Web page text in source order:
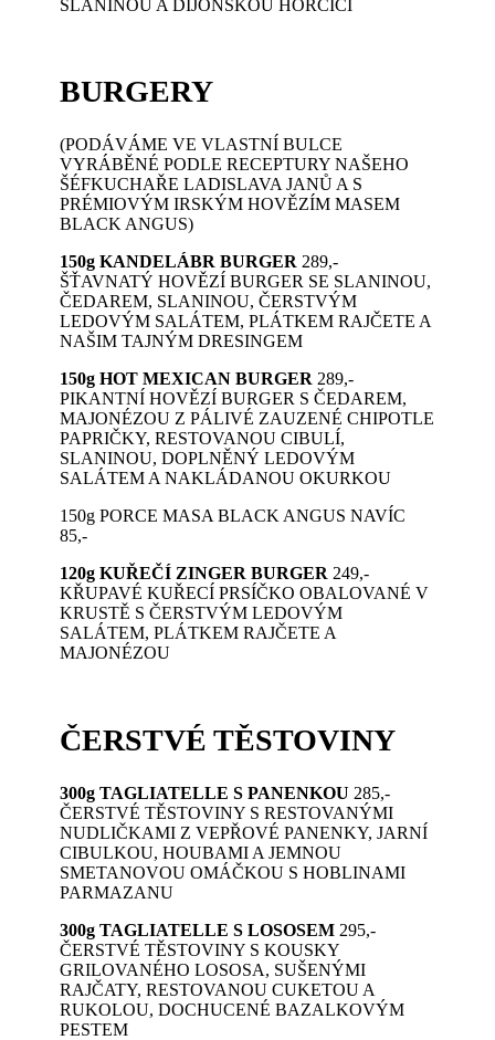
SLANINOU A DIJÓNSKOU HOŘČIČÍ
BURGERY
(PODÁVÁME VE VLASTNÍ BULCE
VYRÁBĚNÉ PODLE RECEPTURY NAŠEHO
ŠÉFKUCHAŘE LADISLAVA JANŮ A S
PRÉMIOVÝM IRSKÝM HOVĚZÍM MASEM
BLACK ANGUS)
150g KANDELÁBR BURGER 289,-
ŠŤAVNATÝ HOVĚZÍ BURGER SE SLANINOU,
ČEDAREM, SLANINOU, ČERSTVÝM
LEDOVÝM SALÁTEM, PLÁTKEM RAJČETE A
NAŠIM TAJNÝM DRESINGEM
150g HOT MEXICAN BURGER 289,-
PIKANTNÍ HOVĚZÍ BURGER S ČEDAREM,
MAJONÉZOU Z PÁLIVÉ ZAUZENÉ CHIPOTLE
PAPRIČKY, RESTOVANOU CIBULÍ,
SLANINOU, DOPLNĚNÝ LEDOVÝM
SALÁTEM A NAKLÁDANOU OKURKOU
150g PORCE MASA BLACK ANGUS NAVÍC
85,-
120g KUŘEČÍ ZINGER BURGER 249,-
KŘUPAVÉ KUŘECÍ PRSÍČKO OBALOVANÉ V
KRUSTĚ S ČERSTVÝM LEDOVÝM
SALÁTEM, PLÁTKEM RAJČETE A
MAJONÉZOU
ČERSTVÉ TĚSTOVINY
300g TAGLIATELLE S PANENKOU 285,-
ČERSTVÉ TĚSTOVINY S RESTOVANÝMI
NUDLIČKAMI Z VEPŘOVÉ PANENKY, JARNÍ
CIBULKOU, HOUBAMI A JEMNOU
SMETANOVOU OMÁČKOU S HOBLINAMI
PARMAZANU
300g TAGLIATELLE S LOSOSEM 295,-
ČERSTVÉ TĚSTOVINY S KOUSKY
GRILOVANÉHO LOSOSA, SUŠENÝMI
RAJČATY, RESTOVANOU CUKETOU A
RUKOLOU, DOCHUCENÉ BAZALKOVÝM
PESTEM